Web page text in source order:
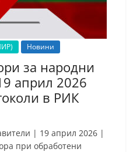
Новини
за народни
април 2026
в РИК
| 19 април 2026 |
при обработени